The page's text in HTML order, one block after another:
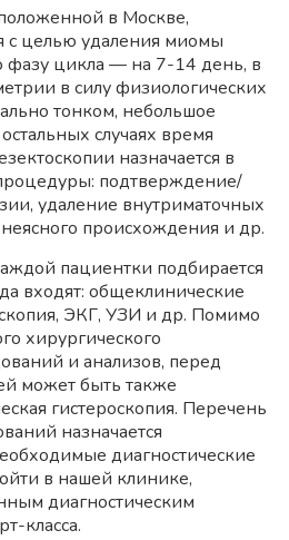
в Москве,
с целью удаления миомы
фазу цикла — на 7-14 день, в
в силу физиологических
тонком, небольшое
случаях время
назначается в
подтверждение/
удаление внутриматочных
происхождения и др.
пациентки подбирается
входят: общеклинические
ЭКГ, УЗИ и др. Помимо
хирургического
и анализов, перед
может быть также
гистероскопия. Перечень
назначается
диагностические
в нашей клинике,
диагностическим
класса.